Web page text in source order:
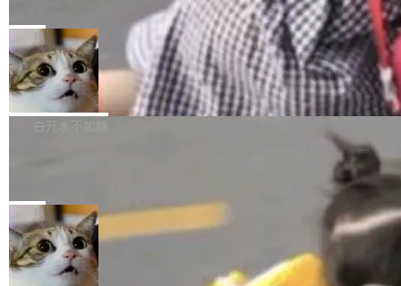
iel Gross 来自 Weil 律所，2 月 23 日下午 5:53
给 OpenAI 总法律顾问 Che Chang 发了封邮
件，附了一封长信，要求 OpenAI 配合调查前苹
果员工带走机密信...
C版的产品，搭载“人机双写”重磅功能——你写
你的，AI写AI的，同屏协作互不干扰。一句话让
AI帮你干活，现在开启全新体验！ 温馨提示：
体验WorkBuddy鸿蒙PC版前，请将 HUAWEI M
atePad Edge 升级至 HarmonyOS 6.1.0.135S
P9 patch03及以上版本。 *升级路径：设置 > 搜
全球知名开源多媒体框架 FFmpeg 今天正式发
布了 9.0 版本。这个版本除了带来新一代音视频
处理能力和硬件加速支持之外，还有一个特殊之
处：FFmpeg 9.0 的代号是“Lei”。 这个名字，
来自中国开发者雷霄骅（Lei Xiaohua）。 对于
很多中国音视频开发者而言，这个名字并不陌
“启蒙老师”。 而今年，恰好是雷霄骅离世十周
年。FFmpeg 社区最终选择用一个大版本的名
字，留下了这份纪念。 雷霄骅曾是中国传媒大学
数字电视技术方向的博士生，长期从事视频、音
局
亚马逊成本失控：AI 写代码烧掉 1215
万元，超预算 860%
外媒近日曝光了亚马逊的多份内部报告显示，AI
导致公司在多个项目上超支。《金融时报》报道
编写程序，目标是完成电商平台作者信息与商品
列表的数据匹配 —— 一项常规的数据处理任
务，最终却产生了 180 万美元的账单，实际支出
超出原定预算 860%。 更令人意外的是，该项目
白开水不加糖
e CEO Clément Delangue 在 CNBC 的采访里
没有拐弯抹角。他说中国正在赢得 AI 竞赛，而
且按目前的速度，中国 AI 工具预计在今年底或
2027 年就能追上美国前沿实验室的水平。 Dela
局
当 AI agent 把源码变成了最好的扩展系
统，开发者工具必须开源
五年前，David Crawshaw 问过很多软件工程师